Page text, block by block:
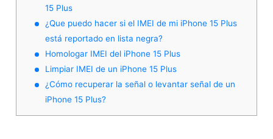
15 Plus
¿Que puedo hacer si el IMEI de mi iPhone 15 Plus
está reportado en lista negra?
Homologar IMEI del iPhone 15 Plus
Limpiar IMEI de un iPhone 15 Plus
¿Cómo recuperar la señal o levantar señal de un
iPhone 15 Plus?